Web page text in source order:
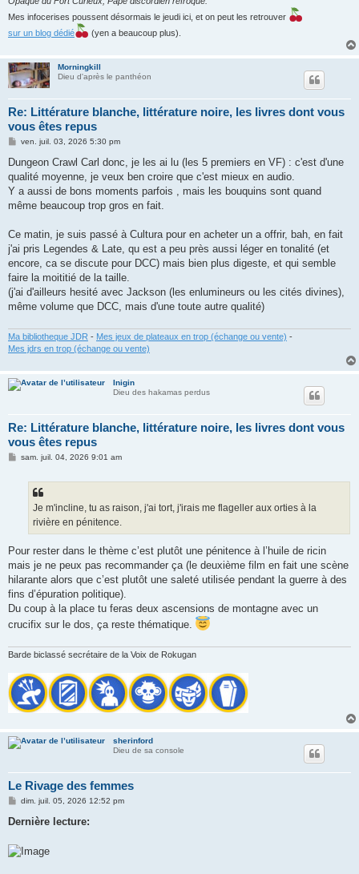
Mes infocerises poussent désormais le jeudi ici, et on peut les retrouver
sur un blog dédié
(yen a beaucoup plus).
Morningkill
Dieu d'après le panthéon
Re: Littérature blanche, littérature noire, les livres dont vous
vous êtes repus
M
s
a
g
ven. juil. 03, 2026 5:30 pm
Dungeon Crawl Carl donc, je les ai lu (les 5 premiers en VF) : c'est d'une
qualité moyenne, je veux ben croire que c'est mieux en audio.
Y a aussi de bons moments parfois , mais les bouquins sont quand
même beaucoup trop gros en fait.
Ce matin, je suis passé à Cultura pour en acheter un a offrir, bah, en fait
j'ai pris Legendes & Late, qu est a peu près aussi léger en tonalité (et
encore, ca se discute pour DCC) mais bien plus digeste, et qui semble
faire la moititié de la taille.
(j'ai d'ailleurs hesité avec Jackson (les enlumineurs ou les cités divines),
même volume que DCC, mais d'une toute autre qualité)
Ma bibliotheque JDR - Mes jeux de plateaux en trop (échange ou vente) -
Mes jdrs en trop (échange ou vente)
Inigin
Dieu des hakamas perdus
Re: Littérature blanche, littérature noire, les livres dont vous
vous êtes repus
Msam. juil. 04, 2026 9:01 am
Je m'incline, tu as raison, j'ai tort, j'irais me flageller aux orties à la
rivière en pénitence.
Pour rester dans le thème c’est plutôt une pénitence à l’huile de ricin
mais je ne peux pas recommander ça (le deuxième film en fait une scène
hilarante alors que c’est plutôt une saleté utilisée pendant la guerre à des
fins d’épuration politique).
Du coup à la place tu feras deux ascensions de montagne avec un
crucifix sur le dos, ça reste thématique.
Barde biclassé secrétaire de la Voix de Rokugan
sherinford
Dieu de sa console
Le Rivage des femmes
M
s
g
e
dim. juil. 05, 2026 12:52 pm
Dernière lecture: